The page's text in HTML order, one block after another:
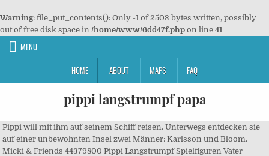
Warning: file_put_contents(): Only -1 of 2503 bytes written, possibly
out of free disk space in /home/www/6dd47f.php on line 41
MENU
HOME
ABOUT MAPS FAQ
pippi langstrumpf papa
Pippi will mit ihm auf seinem Schiff reisen. Unterwegs entdecken sie
auf einer unbewohnten Insel zwei Männer: Karlsson und Bloom.
Micki & Friends 44379800 Pippi Langstrumpf Spielfiguren Vater